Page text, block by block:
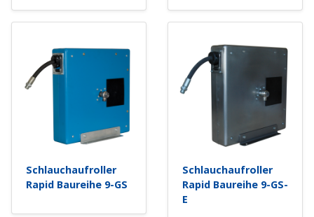
Schlauchaufroller
Rapid Baureihe 9-GS
Schlauchaufroller
Rapid Baureihe 9-GS-
E